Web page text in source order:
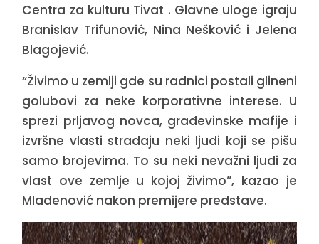
Centra za kulturu Tivat . Glavne uloge igraju
Branislav Trifunović, Nina Nešković i Jelena
Blagojević.
“Živimo u zemlji gde su radnici postali glineni
golubovi za neke korporativne interese. U
sprezi prljavog novca, građevinske mafije i
izvršne vlasti stradaju neki ljudi koji se pišu
samo brojevima. To su neki nevažni ljudi za
vlast ove zemlje u kojoj živimo”, kazao je
Mladenović nakon premijere predstave.